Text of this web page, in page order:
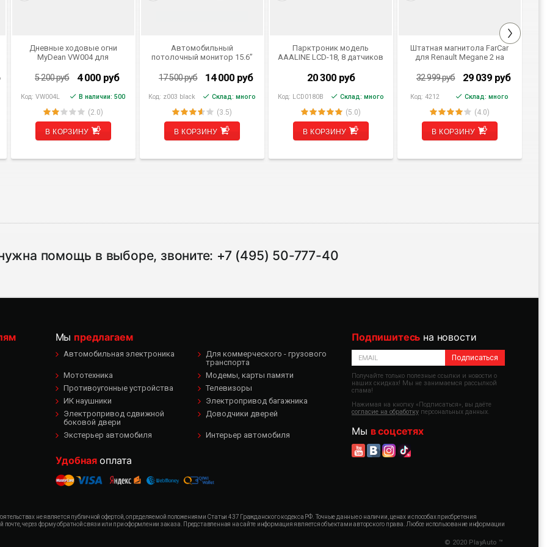
Дневные ходовые огни
MyDean VW004 для
2009)
5 200руб 4 000 руб
Код: VW004L В наличии: 500
(2.0)
В КОРЗИНУ
Автомобильный
потолочный монитор 15.6”
17 500руб 14 000 руб
Код: z003 black Склад: много
(3.5)
В КОРЗИНУ
Парктроник модель
AAALINE LCD-18, 8 датчиков
20 300 руб
Код: LCD0180B Склад: много
(5.0)
В КОРЗИНУ
Штатная магнитола FarCar
для Renault Megane 2 на
32 999руб 29 039 руб
Код: 4212 Склад: много
(4.0)
В КОРЗИНУ
помощь в выборе, звоните: +7 (495) 50-777-40
Мы предлагаем
Автомобильная электроника
Для коммерческого - грузового
транспорта
Мототехника
Модемы, карты памяти
Противоугонные устройства
Телевизоры
ИК наушники
Электропривод багажника
Электропривод сдвижной
боковой двери
Доводчики дверей
Экстерьер автомобиля Интерьер автомобиля
Удобнаяоплата
Подпишитесь на новости
Подписаться
Получайте только полезные ссылки и новости о
наших скидках! Мы не занимаемся рассылкой
спама!
Нажимая на кнопку «Подписаться», вы даёте
согласие на обработку персональных данных.
Мы в соцсетях
не является публичной офертой, определяемой положениями Статьи 437 Гражданского кодекса РФ. Точные данные о наличии, ценах и способах приобретения
почте, через форму обратной связи или при оформлении заказа. Представленная на сайте информация является объектами авторского права. Любое использование информации
© 2020 PlayAuto ™